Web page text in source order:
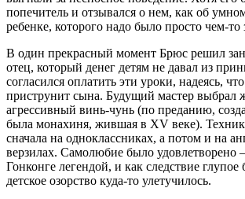
попечитель и отзывался о нем, как об
ребенке, которого надо было просто чем-то
В один прекрасный момент Брюс решил
отец, который денег детям не давал из
согласился оплатить эти уроки, надеясь,
приструнит сына. Будущий мастер выбрал
агрессивный винь-чунь (по преданию,
была монахиня, жившая в XV веке).
сначала на одноклассниках, а потом и на
верзилах. Самолюбие было удовлетворено
Гонконге легендой, и как следствие глупое
детское озорство куда-то улетучилось.